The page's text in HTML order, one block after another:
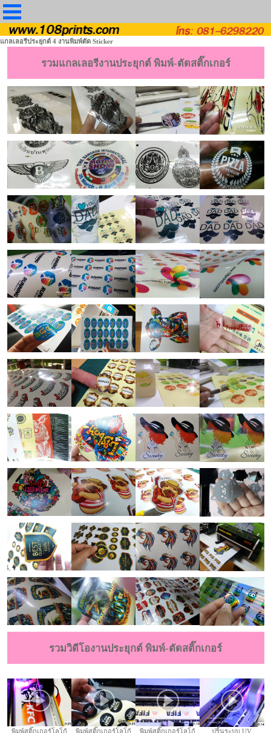
แกลเลอรีประยุกต์ 4 งานพิมพ์ตัด Sticker
รวมแกลเลอรีงานประยุกต์ พิมพ์-ตัดสติ๊กเกอร์
รวมวิดีโองานประยุกต์ พิมพ์-ตัดสติ๊กเกอร์
พิมพ์สติ๊กเกอร์โลโก้ พิมพ์สติ๊กเกอร์โลโก้ พิมพ์สติ๊กเกอร์โลโก้ ปริ้นระบบ UV